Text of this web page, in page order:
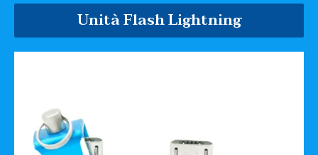
Unità Flash Lightning